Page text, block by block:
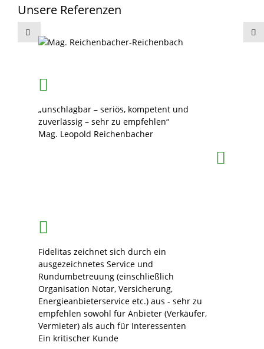
Unsere Referenzen
„unschlagbar – seriös, kompetent und
zuverlässig – sehr zu empfehlen“
Mag. Leopold Reichenbacher
Fidelitas zeichnet sich durch ein
ausgezeichnetes Service und
Rundumbetreuung (einschließlich
Organisation Notar, Versicherung,
Energieanbieterservice etc.) aus - sehr zu
empfehlen sowohl für Anbieter (Verkäufer,
Vermieter) als auch für Interessenten
Ein kritischer Kunde